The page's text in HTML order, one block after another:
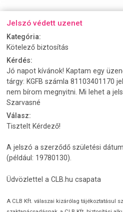
Jelszó védett uzenet
Kategória:
Kötelező biztosítás
Kérdés:
Jó napot kívánok! Kaptam egy
tárgy: KGFB számla 81103401170
nem bírom megnyitni. Mi lehet a
Szarvasné
Válasz:
Tisztelt Kérdező!
A jelszó a szerződő születési
(például: 19780130).
Üdvözlettel a CLB.hu csapata
A CLB Kft. válaszai kizárólag tájékoztatásul